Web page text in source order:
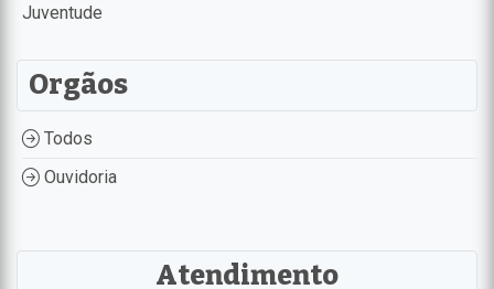
Juventude
Orgãos
Todos
Ouvidoria
Atendimento